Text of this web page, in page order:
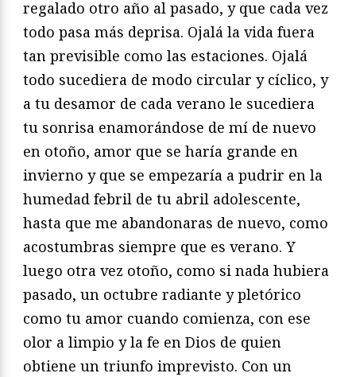
regalado otro año al pasado, y que cada vez
todo pasa más deprisa. Ojalá la vida fuera
tan previsible como las estaciones. Ojalá
todo sucediera de modo circular y cíclico, y
a tu desamor de cada verano le sucediera
tu sonrisa enamorándose de mí de nuevo
en otoño, amor que se haría grande en
invierno y que se empezaría a pudrir en la
humedad febril de tu abril adolescente,
hasta que me abandonaras de nuevo, como
acostumbras siempre que es verano. Y
luego otra vez otoño, como si nada hubiera
pasado, un octubre radiante y pletórico
como tu amor cuando comienza, con ese
olor a limpio y la fe en Dios de quien
obtiene un triunfo imprevisto. Con un